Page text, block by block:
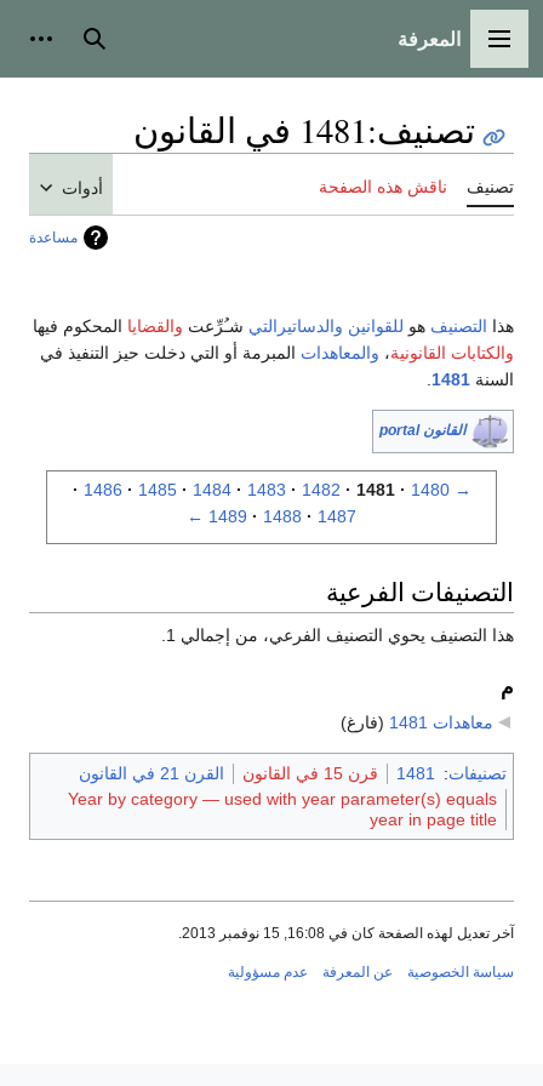
القائمة الرئيسية
المعرفة بحث
تصنيف:1481 في القانون
تصنيف ناقش هذه الصفحة أدوات
مساعدة
هذا التصنيف هو للقوانين والدساتيرالتي شـُرِّعت والقضايا المحكوم فيها
والكتابات القانونية، والمعاهدات المبرمة أو التي دخلت حيز التنفيذ في
السنة 1481
القانون portal
→
1480
1481
1482
1483
1484
1485
1486
1487
1488
1489
←
التصنيفات الفرعية
هذا التصنيف يحوي التصنيف الفرعي، من إجمالي 1.
م
معاهدات 1481 (فارغ)
تصنيفات:
1481 قرن 15 في القانون
القرن 21 في القانون
Year by category — used with year parameter(s) equals
year in page title
آخر تعديل لهذه الصفحة كان في 16:08, 15 نوفمبر 2013.
سياسة الخصوصية عن المعرفة عدم مسؤولية